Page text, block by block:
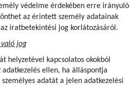
védelme érdekében erre irányuló
az érintett személy adatainak
iratbetekintési jog korlátozásáról.
való jog
helyzetével kapcsolatos okokból
ellen, ha álláspontja
adatát a jelen adatkezelési